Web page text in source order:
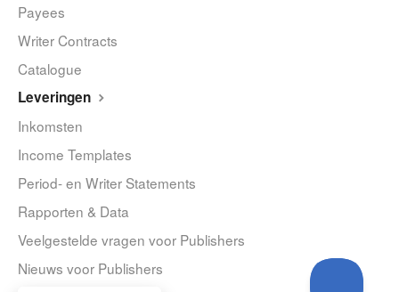
Payees
Writer Contracts
Catalogue
Leveringen
Inkomsten
Income Templates
Period- en Writer Statements
Rapporten & Data
Veelgestelde vragen voor Publishers
Nieuws voor Publishers